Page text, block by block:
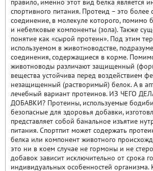
правило, именно этот вид белка является
спортивного питания. Протеид – это более
соединение, в молекуле которого, помимо
и небелковые компоненты (зола). Также
понятие как «сырой протеин». Под этим
используемом в животноводстве,
соединения, содержащиеся в корме.
животноводы различают защищенный
вещества устойчива перед воздействием
незащищенный (растворимый) белок. А в
лечебный вариант протеинов. ИЗ ЧЕГО
ДОБАВКИ? Протеины, используемые
безопасные для здоровья добавки,
представляет собой банальное изъятие
питания. Спортпит может содержать
белка или компонент животного
это ни в коем случае не гормоны и не
добавок зависит исключительно от срока
индивидуальных особенностей организма.